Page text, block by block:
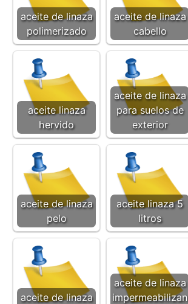
aceite de linaza
polimerizado
aceite de linaza
cabello
aceite linaza
hervido
aceite de linaza
para suelos de
exterior
aceite de linaza
pelo
aceite linaza 5
litros
aceite de linaza
aceite de linaza
impermeabilizan